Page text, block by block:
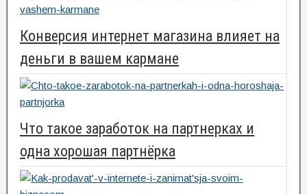
Конверсия интернет магазина влияет на
деньги в вашем кармане
Что такое заработок на партнерках и
одна хорошая партнёрка